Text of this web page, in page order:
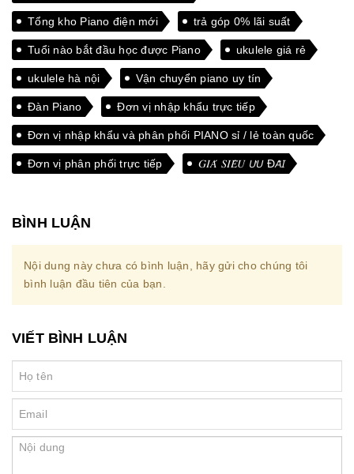
Tổng kho Piano điện mới trả góp 0% lãi suất
Tuổi nào bắt đầu học được Piano ukulele giá rẻ
ukulele hà nội Vận chuyển piano uy tín
Đàn Piano Đơn vị nhập khẩu trực tiếp
Đơn vị nhập khẩu và phân phối PIANO sỉ / lẻ toàn quốc
Đơn vị phân phối trực tiếp 𝐺𝐼𝐴́ 𝑆𝐼𝐸̂𝑈 𝘜̛𝘜 Đ𝘈̃𝘐
BÌNH LUẬN
Nội dung này chưa có bình luận, hãy gửi cho chúng tôi
bình luận đầu tiên của bạn.
VIẾT BÌNH LUẬN